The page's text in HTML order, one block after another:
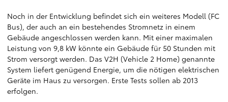
Noch in der Entwicklung befindet sich ein weiteres Modell (FC
Bus), der auch an ein bestehendes Stromnetz in einem
Gebäude angeschlossen werden kann. Mit einer maximalen
Leistung von 9,8 kW könnte ein Gebäude für 50 Stunden mit
Strom versorgt werden. Das V2H (Vehicle 2 Home) genannte
System liefert genügend Energie, um die nötigen elektrischen
Geräte im Haus zu versorgen. Erste Tests sollen ab 2013
erfolgen.